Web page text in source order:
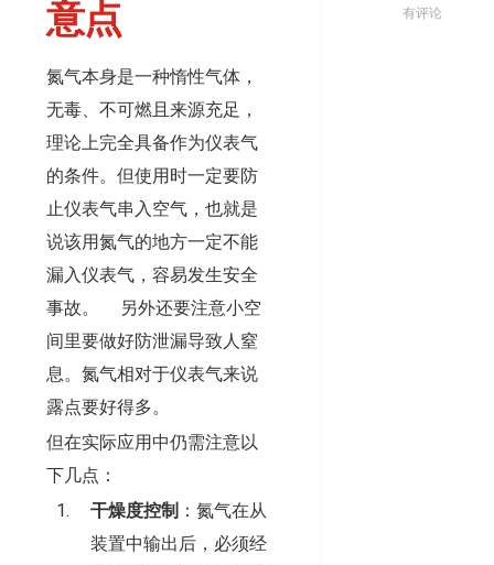
意点
氮气本身是一种惰性气体，
无毒、不可燃且来源充足，
理论上完全具备作为仪表气
的条件。但使用时一定要防
止仪表气串入空气，也就是
说该用氮气的地方一定不能
漏入仪表气，容易发生安全
事故。 另外还要注意小空
间里要做好防泄漏导致人窒
息。氮气相对于仪表气来说
露点要好得多。
但在实际应用中仍需注意以
下几点：
干燥度控制 ：氮气在从
装置中输出后，必须经
有评论